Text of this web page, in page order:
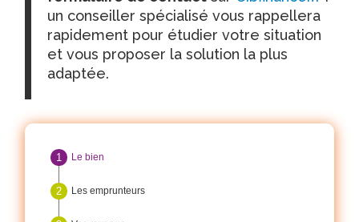
un conseiller spécialisé vous rappellera
rapidement pour étudier votre situation
et vous proposer la solution la plus
adaptée.
Le bien
Les emprunteurs